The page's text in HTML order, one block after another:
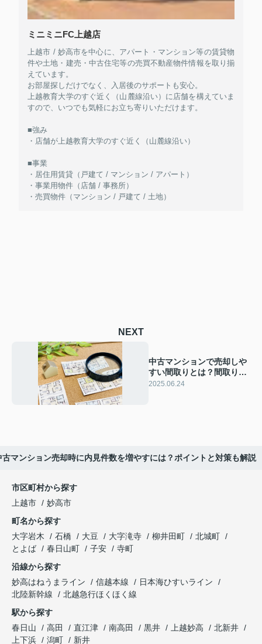
ミニミニFC上越店
上越市 / 妙高市を中心に、アパート・マンション等の賃貸物
件や土地・建売・中古住宅等の売買不動産物件情報を取り揃
えています。
お部屋探しだけでなく、入居後のサポートも安心。
上越教育大学のすぐ近く（山麓線沿い）に店舗を構えていま
すので、いつでも気軽にお立ち寄りいただけます。
■強み
・店舗が上越教育大学のすぐ近く（山麓線沿い）
■事業
・居住用賃貸（戸建て / マンション / アパート）
・事業用物件（店舗 / 事務所）
・売買物件（マンション / 戸建て / 土地）
NEXT
中古マンションで売却しや
すい間取りとは？間取りご
とのターゲットを解説
2025.06.24
古マンション売却時に内見件数を増やすには？ポイントと対策も解説
市区町村から探す
上越市
妙高市
町名から探す
大字岩木
石橋 大豆 大字滝寺 柳井田町
北城町
とよば
春日山町 子安
寺町
沿線から探す
妙高はねうまライン
信越本線
日本海ひすいライン
北陸新幹線
北越急行ほくほく線
駅から探す
春日山
高田 直江津 南高田 黒井 上越妙高
北新井
上下浜
潟町 新井